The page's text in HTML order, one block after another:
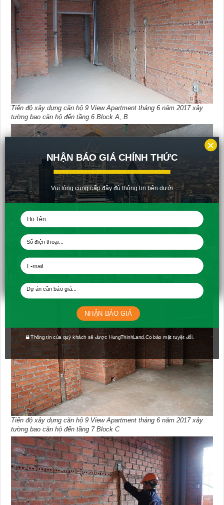
Tiến độ xây dựng căn hộ 9 View Apartment tháng 6 năm 2017 xây
tường bao căn hộ đến tầng 6 Block A, B
Tiến độ xây dựng căn hộ 9 View Apartment tháng 6 năm 2017 xây
tường bao căn hộ đến tầng 6 Block A, B
Tiến độ xây dựng căn hộ 9 View Apartment tháng 6 năm 2017 xây
tường bao căn hộ đến tầng 7 Block C
NHẬN BÁO GIÁ CHÍNH THỨC
Vui lòng cung cấp đầy đủ thông tin bên dưới
Thông tin của quý khách sẽ được HungThinhLand.Co bảo mật tuyệt đối.
NHẬN BÁO GIÁ
×